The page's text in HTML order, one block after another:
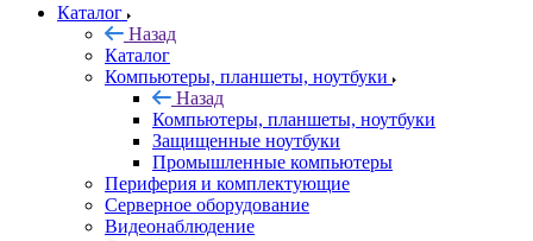
Каталог
Назад
Каталог
Компьютеры, планшеты, ноутбуки
Назад
Компьютеры, планшеты, ноутбуки
Защищенные ноутбуки
Промышленные компьютеры
Периферия и комплектующие
Серверное оборудование
Видеонаблюдение